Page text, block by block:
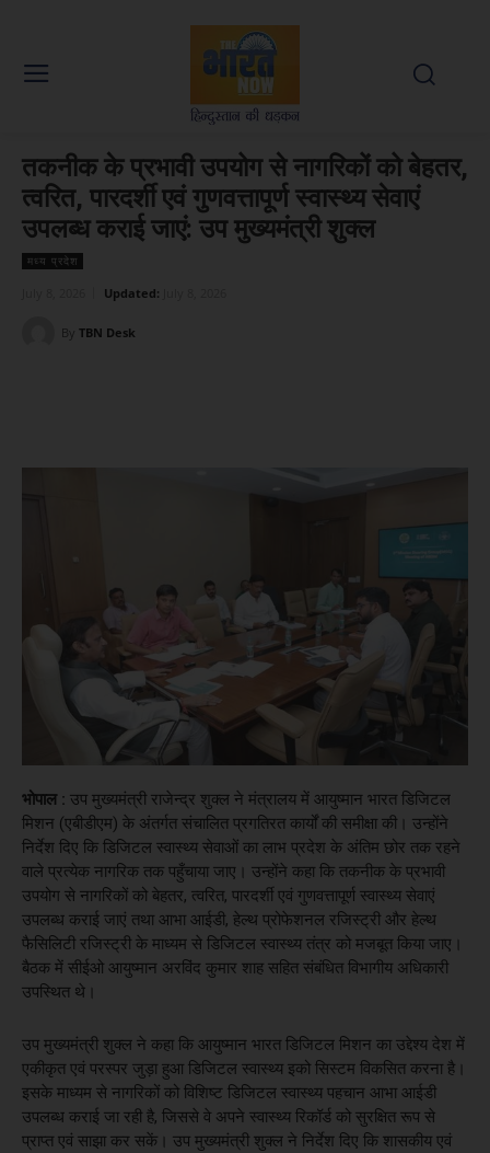
तकनीक के प्रभावी उपयोग से नागरिकों को बेहतर,
त्वरित, पारदर्शी एवं गुणवत्तापूर्ण स्वास्थ्य सेवाएं
उपलब्ध कराई जाएं: उप मुख्यमंत्री शुक्ल
मध्य प्रदेश
Updated:
By TBN Desk
भोपाल : उप मुख्यमंत्री राजेन्द्र शुक्ल ने मंत्रालय में आयुष्मान भारत डिजिटल
मिशन (एबीडीएम) के अंतर्गत संचालित प्रगतिरत कार्यों की समीक्षा की। उन्होंने
निर्देश दिए कि डिजिटल स्वास्थ्य सेवाओं का लाभ प्रदेश के अंतिम छोर तक रहने
वाले प्रत्येक नागरिक तक पहुँचाया जाए। उन्होंने कहा कि तकनीक के प्रभावी
उपयोग से नागरिकों को बेहतर, त्वरित, पारदर्शी एवं गुणवत्तापूर्ण स्वास्थ्य सेवाएं
उपलब्ध कराई जाएं तथा आभा आईडी, हेल्थ प्रोफेशनल रजिस्ट्री और हेल्थ
फैसिलिटी रजिस्ट्री के माध्यम से डिजिटल स्वास्थ्य तंत्र को मजबूत किया जाए।
बैठक में सीईओ आयुष्मान अरविंद कुमार शाह सहित संबंधित विभागीय अधिकारी
उपस्थित थे।
उप मुख्यमंत्री शुक्ल ने कहा कि आयुष्मान भारत डिजिटल मिशन का उद्देश्य देश में
एकीकृत एवं परस्पर जुड़ा हुआ डिजिटल स्वास्थ्य इको सिस्टम विकसित करना है।
इसके माध्यम से नागरिकों को विशिष्ट डिजिटल स्वास्थ्य पहचान आभा आईडी
उपलब्ध कराई जा रही है, जिससे वे अपने स्वास्थ्य रिकॉर्ड को सुरक्षित रूप से
प्राप्त एवं साझा कर सकें। उप मुख्यमंत्री शुक्ल ने निर्देश दिए कि शासकीय एवं